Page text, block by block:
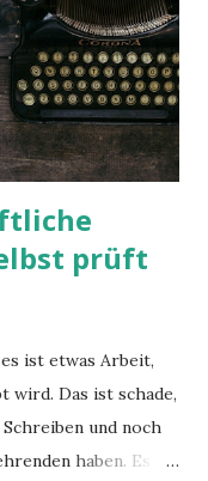
prüft
ist etwas Arbeit,
wird. Das ist schade,
und noch
haben. Es